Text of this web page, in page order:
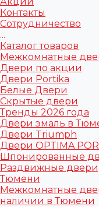
Контакты
Сотрудничество
...
Каталог товаров
Межкомнатные
Двери по акции
Двери Portika
Белые Двери
Скрытые двери
Тренды 2026 года
Двери эмаль в
Двери Triumph
Двери OPTIMA
Шпонированные
Раздвижные
Тюмени
Межкомнатные
наличии в Тюмени